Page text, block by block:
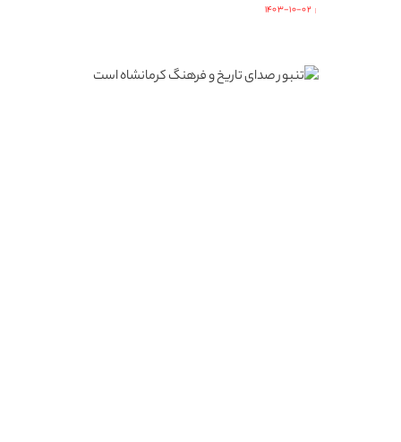
Posted
۱۴۰۳-۱۰-۰۲